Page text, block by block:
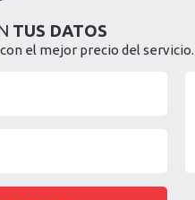
TUS DATOS
el mejor precio del servicio.